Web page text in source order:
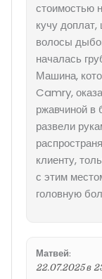
стоимостью
кучу
волосы
началась
Машина,
Camry,
ржавчиной в
развели
клиенту,
с этим
головную
Матвей:
22.07.2025 в